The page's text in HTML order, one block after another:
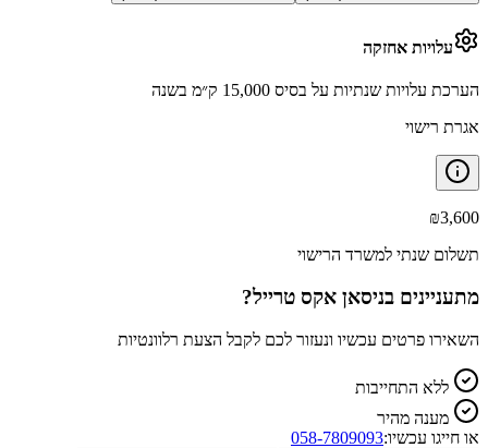
עלויות אחזקה
הערכת עלויות שנתיות על בסיס 15,000 ק״מ בשנה
אגרת רישוי
₪3,600
תשלום שנתי למשרד הרישוי
מתעניינים בניסאן אקס טרייל?
השאירו פרטים עכשיו ונעזור לכם לקבל הצעת רלוונטיות
ללא התחייבות
מענה מהיר
או חייגו עכשיו:058-7809093